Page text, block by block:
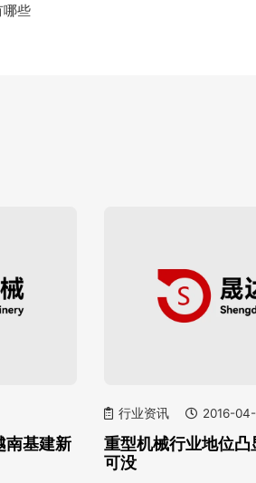
哪些
南基建新
行业资讯 2016-
重型机械行业地位
可没